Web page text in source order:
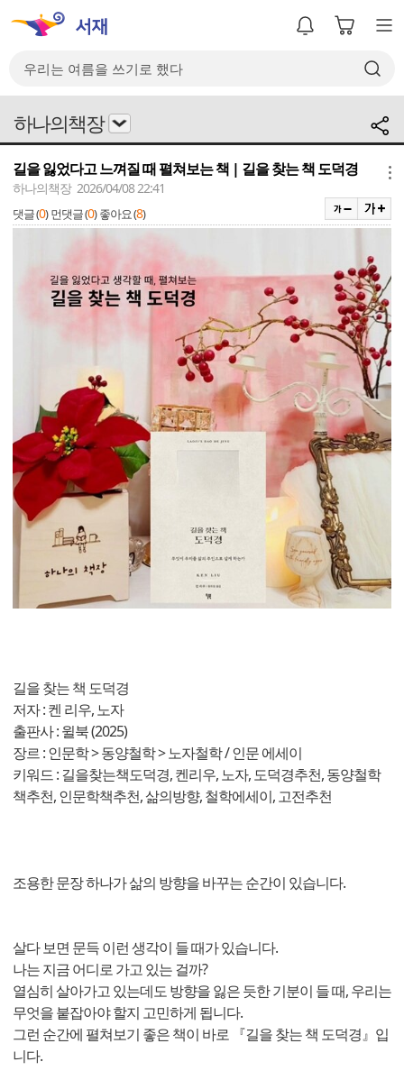
하나의책장
길을 잃었다고 느껴질 때 펼쳐보는 책 | 길을 찾는 책 도덕경
하나의책장 2026/04/08 22:41
댓글 (0) 먼댓글 (0) 좋아요 (8)
길을 찾는 책 도덕경
저자 : 켄 리우, 노자
출판사 : 윌북 (2025)
장르 : 인문학 > 동양철학 > 노자철학 / 인문 에세이
키워드 : 길을찾는책도덕경, 켄리우, 노자, 도덕경추천, 동양철학
책추천, 인문학책추천, 삶의방향, 철학에세이, 고전추천
조용한 문장 하나가 삶의 방향을 바꾸는 순간이 있습니다.
살다 보면 문득 이런 생각이 들 때가 있습니다.
나는 지금 어디로 가고 있는 걸까?
열심히 살아가고 있는데도 방향을 잃은 듯한 기분이 들 때, 우리는
무엇을 붙잡아야 할지 고민하게 됩니다.
그런 순간에 펼쳐보기 좋은 책이 바로 『길을 찾는 책 도덕경』입
니다.